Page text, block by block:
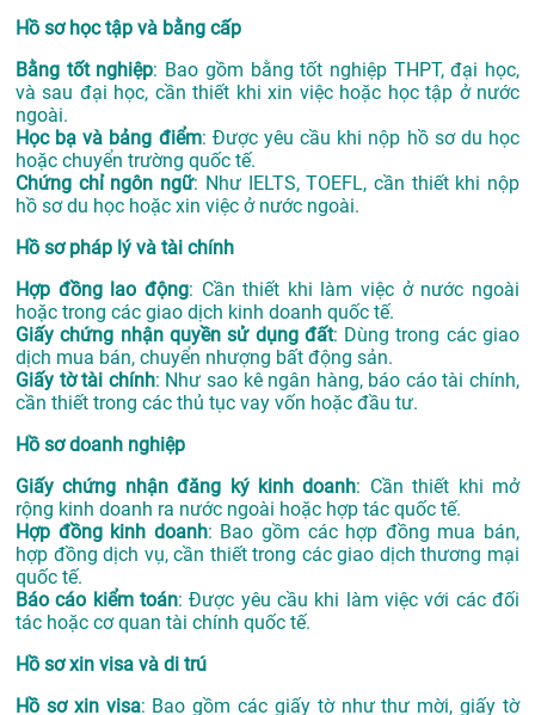
Hồ sơ học tập và bằng cấp
Bằng tốt nghiệp: Bao gồm bằng tốt nghiệp THPT, đại học,
và sau đại học, cần thiết khi xin việc hoặc học tập ở nước
ngoài.
Học bạ và bảng điểm: Được yêu cầu khi nộp hồ sơ du học
hoặc chuyển trường quốc tế.
Chứng chỉ ngôn ngữ: Như IELTS, TOEFL, cần thiết khi nộp
hồ sơ du học hoặc xin việc ở nước ngoài.
Hồ sơ pháp lý và tài chính
Hợp đồng lao động: Cần thiết khi làm việc ở nước ngoài
hoặc trong các giao dịch kinh doanh quốc tế.
Giấy chứng nhận quyền sử dụng đất: Dùng trong các giao
dịch mua bán, chuyển nhượng bất động sản.
Giấy tờ tài chính: Như sao kê ngân hàng, báo cáo tài chính,
cần thiết trong các thủ tục vay vốn hoặc đầu tư.
Hồ sơ doanh nghiệp
Giấy chứng nhận đăng ký kinh doanh: Cần thiết khi mở
rộng kinh doanh ra nước ngoài hoặc hợp tác quốc tế.
Hợp đồng kinh doanh: Bao gồm các hợp đồng mua bán,
hợp đồng dịch vụ, cần thiết trong các giao dịch thương mại
quốc tế.
Báo cáo kiểm toán: Được yêu cầu khi làm việc với các đối
tác hoặc cơ quan tài chính quốc tế.
Hồ sơ xin visa và di trú
Hồ sơ xin visa: Bao gồm các giấy tờ như thư mời, giấy tờ